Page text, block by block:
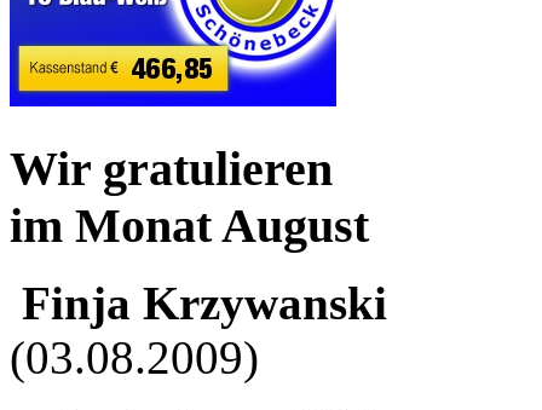
Wir gratulieren
im Monat August
Finja Krzywanski
(03.08.2009)